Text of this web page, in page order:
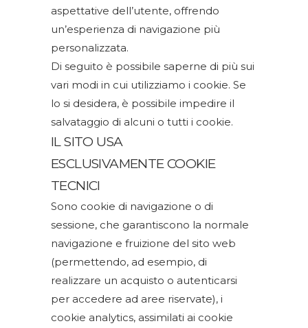
aspettative dell’utente, offrendo
un’esperienza di navigazione più
personalizzata.
Di seguito è possibile saperne di più sui
vari modi in cui utilizziamo i cookie. Se
lo si desidera, è possibile impedire il
salvataggio di alcuni o tutti i cookie.
IL SITO USA
ESCLUSIVAMENTE COOKIE
TECNICI
Sono cookie di navigazione o di
sessione, che garantiscono la normale
navigazione e fruizione del sito web
(permettendo, ad esempio, di
realizzare un acquisto o autenticarsi
per accedere ad aree riservate), i
cookie analytics, assimilati ai cookie